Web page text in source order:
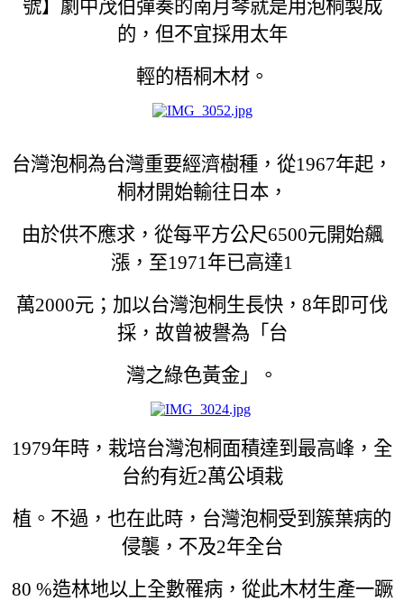
號】劇中茂伯彈奏的南月琴就是用泡桐製成
的，但不宜採用太年
輕的梧桐木材。
台灣泡桐為台灣重要經濟樹種，從1967年起，
桐材開始輸往日本，
由於供不應求，從每平方公尺6500元開始飆
漲，至1971年已高達1
萬2000元；加以台灣泡桐生長快，8年即可伐
採，故曾被譽為「台
灣之綠色黃金」。
1979年時，栽培台灣泡桐面積達到最高峰，全
台約有近2萬公頃栽
植。不過，也在此時，台灣泡桐受到簇葉病的
侵襲，不及2年全台
80 %造林地以上全數罹病，從此木材生產一蹶